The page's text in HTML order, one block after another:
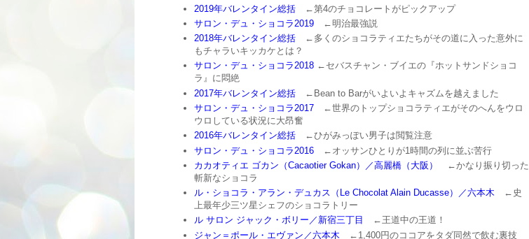
2019年バレンタイン総括 ←第4のチョコレートがピックアップ
サロン・デュ・ショコラ2019 ←明治最強説
2018年バレンタイン総括
←多くのショコラティエたちがその道に入った意外に
もチャラいキッカケとは？
サロン・デュ・ショコラ2018 ←セバスチャン・ブイエの『ホットサンドショコ
ラ』に悶絶
2017年バレンタイン総括 ←Bean to Barがいよいよキャズムを越えました
サロン・デュ・ショコラ2017 ←世界のトップショコラティエがそのへんをウロ
ウロしている状況に大昂奮
2016年バレンタイン総括 ←ひがみっぽい男子は閲覧注意
サロン・デュ・ショコラ2016 ←オッサンひとりが1時間の列に並ぶ苦行
カカオティエ ゴカン（Cacaotier Gokan）／高麗橋（大阪）
←かなり振り切った
斬新なショコラ
ル・ショコラ・アラン・デュカス（Le Chocolat Alain Ducasse）／六本木 ←史
上最年少三ツ星シェフのショコラトリー
ル サロン ジャック・ボリー／新宿三丁目
←王道中の王道！
ジャン＝ポール・エヴァン／六本木 ←1,400円のココアをタダ同然で飲む裏技